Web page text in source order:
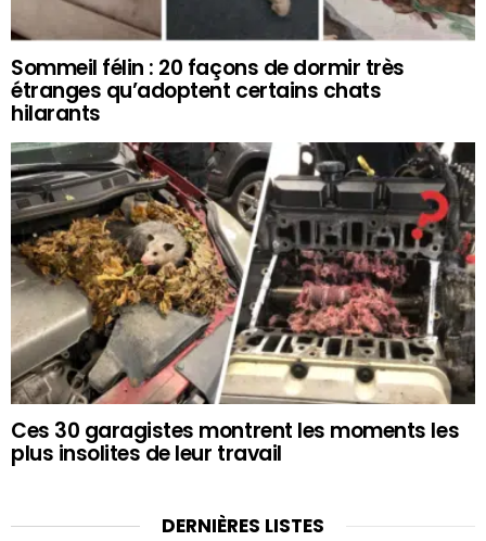
Sommeil félin : 20 façons de dormir très
étranges qu’adoptent certains chats
hilarants
Ces 30 garagistes montrent les moments les
plus insolites de leur travail
DERNIÈRES LISTES